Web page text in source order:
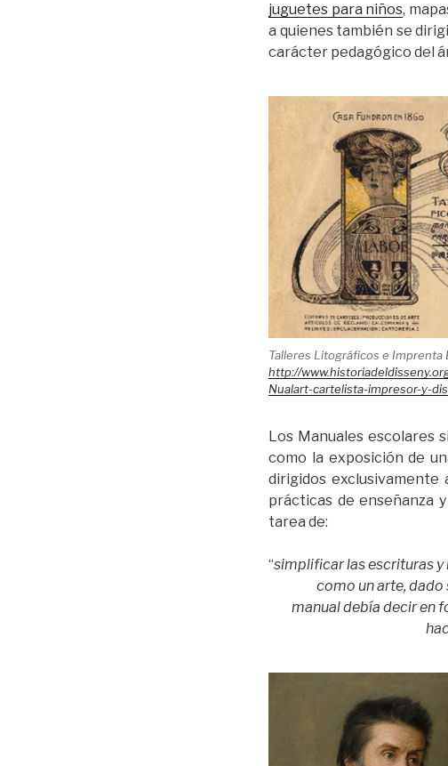
juguetes para niños,
a quienes también se
carácter pedagógico del
Talleres Litográficos e Imprenta
http://
Nualart-cartelista-impresor-y-
Los Manuales escolares
como la exposición de
dirigidos exclusivamente
prácticas de enseñanza
tarea de:
“simplificar las escrituras
como un arte,
manual debía decir en